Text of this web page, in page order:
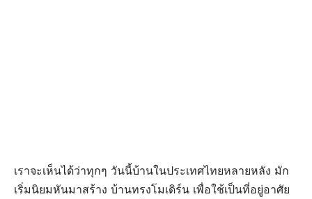
เราจะเห็นได้ว่าทุกๆ วันนี้บ้านในประเทศไทยหลายหลัง มัก
เริ่มนิยมหันมาสร้าง บ้านทรงโมเดิร์น เพื่อใช้เป็นที่อยู่อาศัย